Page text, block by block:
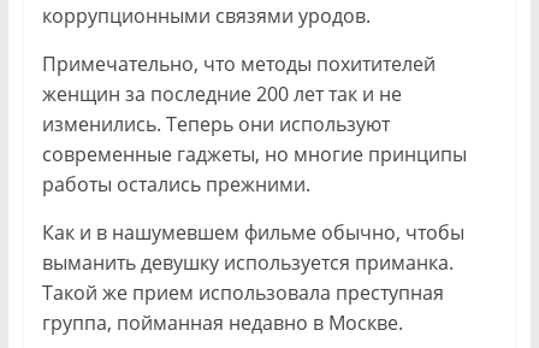
коррупционными связями уродов.
Примечательно, что методы похитителей
женщин за последние 200 лет так и не
изменились. Теперь они используют
современные гаджеты, но многие принципы
работы остались прежними.
Как и в нашумевшем фильме обычно, чтобы
выманить девушку используется приманка.
Такой же прием использовала преступная
группа, пойманная недавно в Москве.